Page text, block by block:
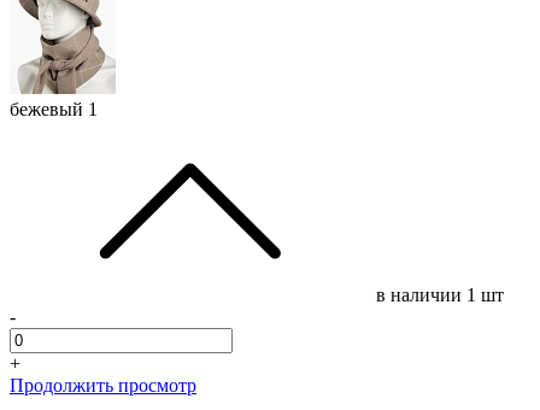
бежевый 1
в наличии 1 шт
-
+
Продолжить просмотр